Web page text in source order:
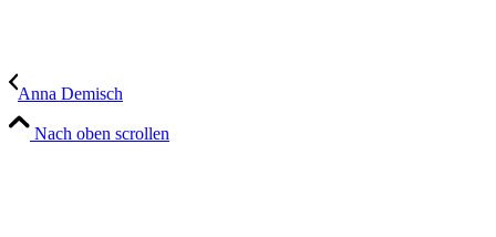
Anna Demisch
Nach oben scrollen